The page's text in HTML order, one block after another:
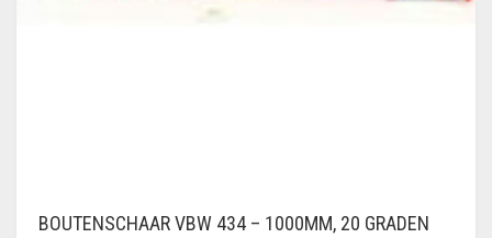
BOUTENSCHAAR VBW 434 – 1000MM, 20 GRADEN